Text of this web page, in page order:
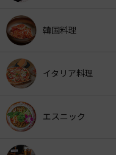
韓国料理
イタリア料理
エスニック